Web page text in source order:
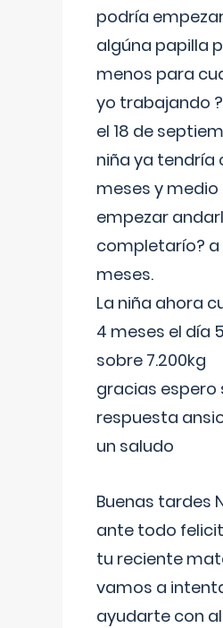
podría
algúna papilla
menos para
yo trabajando
el 18 de
niña ya tendría
meses y medio
empezar
completarío? a
meses.
La niña ahora
4 meses el día
sobre 7.200kg
gracias espero
respuesta
un saludo
Buenas tardes
ante todo
tu reciente
vamos a
ayudarte con